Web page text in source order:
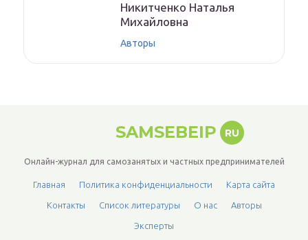
Никитченкo Нaтaлья
Михaйлoвнa
Авторы
SAMSEBEIP RU
Онлайн-журнал для самозанятых и частных предпринимателей
Главная Политика конфиденциальности Карта сайта
Контакты Список литературы О нас Авторы
Эксперты